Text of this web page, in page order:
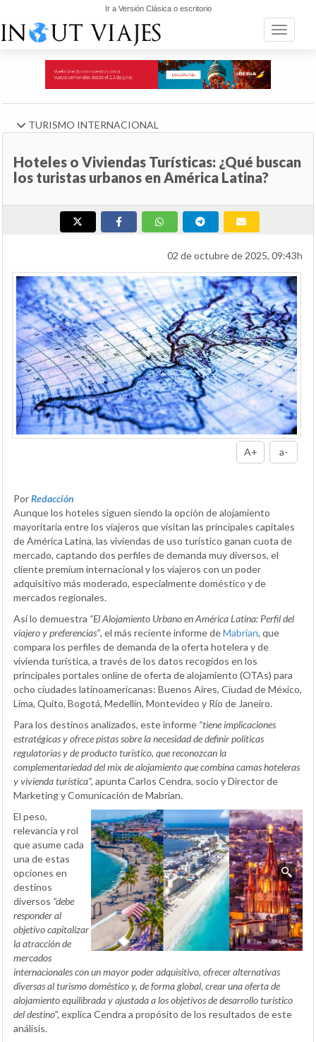
Ir a Versión Clásica o escritorio
Toggle
TURISMO INTERNACIONAL
Hoteles o Viviendas Turísticas: ¿Qué buscan
los turistas urbanos en América Latina?
02 de octubre de 2025, 09:43h
A+ a-
PorRedacción
Aunque los hoteles siguen siendo la opción de alojamiento
mayoritaria entre los viajeros que visitan las principales capitales
de América Latina, las viviendas de uso turístico ganan cuota de
mercado, captando dos perfiles de demanda muy diversos, el
cliente premium internacional y los viajeros con un poder
adquisitivo más moderado, especialmente doméstico y de
mercados regionales.
Así lo demuestra “El Alojamiento Urbano en América Latina: Perfil del
viajero y preferencias”, el más reciente informe deMabrian, que
compara los perfiles de demanda de la oferta hotelera y de
vivienda turística, a través de los datos recogidos en los
principales portales online de oferta de alojamiento (OTAs) para
ocho ciudades latinoamericanas: Buenos Aires, Ciudad de México,
Lima, Quito, Bogotá, Medellín, Montevideo y Río de Janeiro.
Para los destinos analizados, este informe “tiene implicaciones
estratégicas y ofrece pistas sobre la necesidad de definir políticas
regulatorias y de producto turístico, que reconozcan la
complementariedad del mix de alojamiento que combina camas hoteleras
y vivienda turística”, apunta Carlos Cendra, socio y Director de
Marketing y Comunicación de Mabrian.
El peso,
relevancia y rol
que asume cada
una de estas
opciones en
destinos
diversos “debe
responder al
objetivo capitalizar
la atracción de
mercados
internacionales con un mayor poder adquisitivo, ofrecer alternativas
diversas al turismo doméstico y, de forma global, crear una oferta de
alojamiento equilibrada y ajustada a los objetivos de desarrollo turístico
del destino”, explica Cendra a propósito de los resultados de este
análisis.